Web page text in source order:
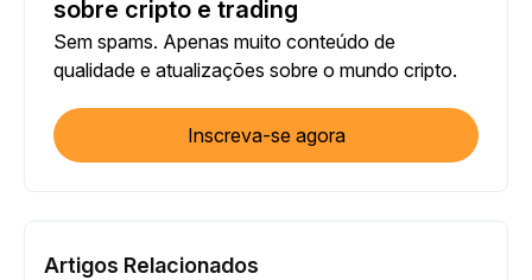
sobre cripto e trading
Sem spams. Apenas muito conteúdo de
qualidade e atualizações sobre o mundo cripto.
Inscreva-se agora
Artigos Relacionados